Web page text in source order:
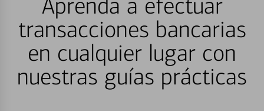
Aprenda a efectuar
transacciones bancarias
en cualquier lugar con
nuestras guías prácticas